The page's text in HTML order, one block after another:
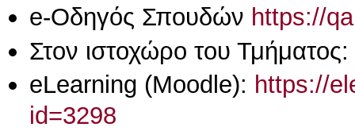
e-Οδηγός Σπουδών https://
Στον ιστοχώρο του Τμήματος:
eLearning (Moodle): https://
id=3298